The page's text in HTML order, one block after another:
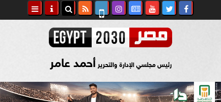
رئيس مجلسي الإدارة والتحرير أحمد عامر